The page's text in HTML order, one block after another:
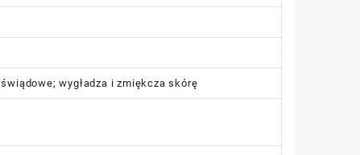
wygładza i zmiękcza skórę